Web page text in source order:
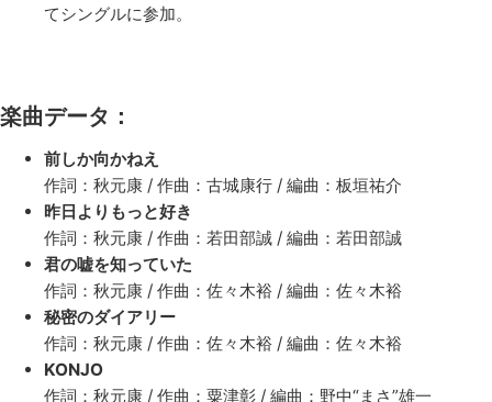
てシングルに参加。
楽曲データ：
前しか向かねえ
作詞：秋元康 / 作曲：古城康行 / 編曲：板垣祐介
昨日よりもっと好き
作詞：秋元康 / 作曲：若田部誠 / 編曲：若田部誠
君の嘘を知っていた
作詞：秋元康 / 作曲：佐々木裕 / 編曲：佐々木裕
秘密のダイアリー
作詞：秋元康 / 作曲：佐々木裕 / 編曲：佐々木裕
KONJO
作詞：秋元康 / 作曲：粟津彰 / 編曲：野中“まさ”雄一